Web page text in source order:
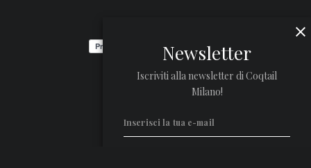
Newsletter
Iscriviti alla newsletter di Coqtail
Milano!